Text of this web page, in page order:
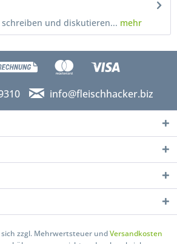
gelesen,
und diskutieren... mehr
info@fleischhacker.biz
zzgl. Mehrwertsteuer undVersandkosten